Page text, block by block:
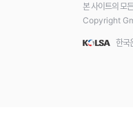
본 사이트의 모
Copyright
한국